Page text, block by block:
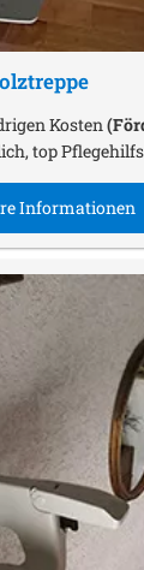
Kosten
top
Informationen